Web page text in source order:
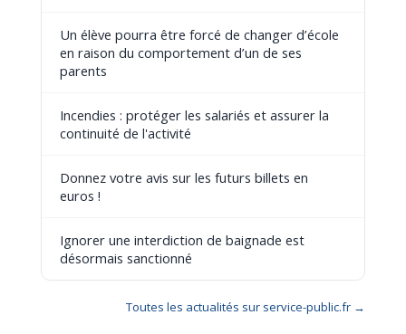
Un élève pourra être forcé de changer d’école
en raison du comportement d’un de ses
parents
Incendies : protéger les salariés et assurer la
continuité de l'activité
Donnez votre avis sur les futurs billets en
euros !
Ignorer une interdiction de baignade est
désormais sanctionné
Toutes les actualités sur service-public.fr →